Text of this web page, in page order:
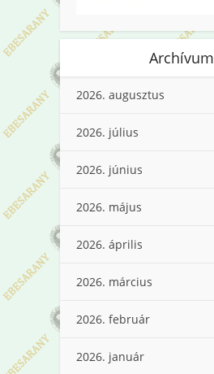
Archívum
2026. augusztus
2026. július
2026. június
2026. május
2026. április
2026. március
2026. február
2026. január